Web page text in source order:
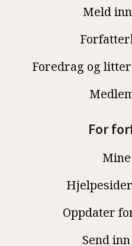
Meld
Foredrag og
For
Oppdater
Send